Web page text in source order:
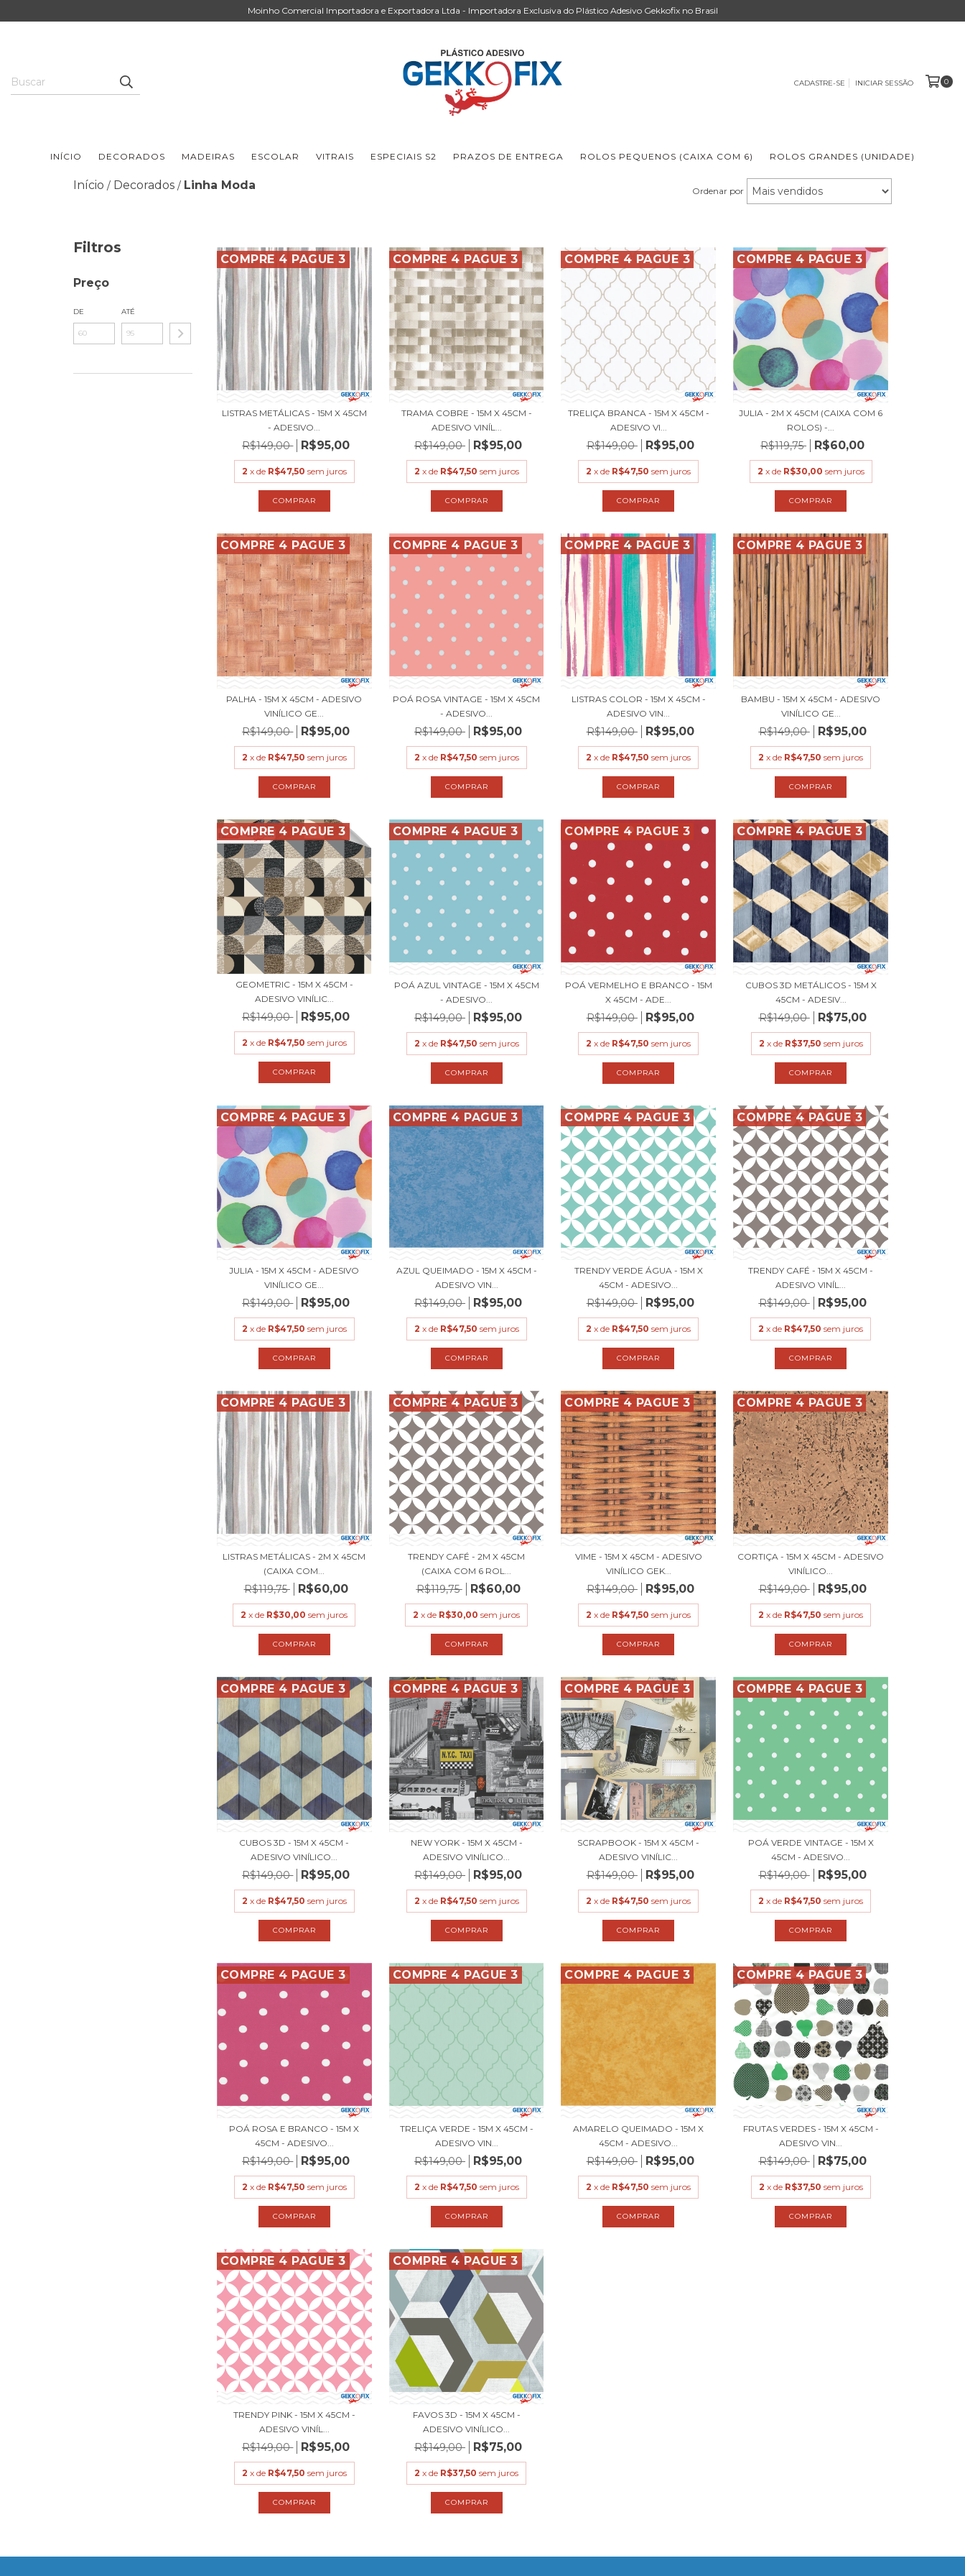
Moinho Comercial Importadora e Exportadora Ltda - Importadora Exclusiva do Plástico Adesivo Gekkofix no Brasil
CADASTRE-SE INICIAR SESSÃO 0
INÍCIO DECORADOS MADEIRAS ESCOLAR VITRAIS ESPECIAIS S2 PRAZOS DE ENTREGA ROLOS PEQUENOS (CAIXA COM 6) ROLOS GRANDES (UNIDADE)
Início / Decorados / Linha Moda Ordenar por
Filtros
Preço
DE ATÉ
COMPRE 4 PAGUE 3
LISTRAS METÁLICAS - 15M X 45CM
- ADESIVO...
R$149,00 R$95,00
2 x de R$47,50 sem juros
COMPRE 4 PAGUE 3
TRAMA COBRE - 15M X 45CM -
ADESIVO VINÍL...
R$149,00 R$95,00
2 x de R$47,50 sem juros
COMPRE 4 PAGUE 3
TRELIÇA BRANCA - 15M X 45CM -
ADESIVO VI...
R$149,00 R$95,00
2 x de R$47,50 sem juros
COMPRE 4 PAGUE 3
JULIA - 2M X 45CM (CAIXA COM 6
ROLOS) -...
R$119,75 R$60,00
2 x de R$30,00 sem juros
COMPRE 4 PAGUE 3
PALHA - 15M X 45CM - ADESIVO
VINÍLICO GE...
R$149,00 R$95,00
2 x de R$47,50 sem juros
COMPRE 4 PAGUE 3
POÁ ROSA VINTAGE - 15M X 45CM
- ADESIVO...
R$149,00 R$95,00
2 x de R$47,50 sem juros
COMPRE 4 PAGUE 3
LISTRAS COLOR - 15M X 45CM -
ADESIVO VIN...
R$149,00 R$95,00
2 x de R$47,50 sem juros
COMPRE 4 PAGUE 3
BAMBU - 15M X 45CM - ADESIVO
VINÍLICO GE...
R$149,00 R$95,00
2 x de R$47,50 sem juros
COMPRE 4 PAGUE 3
GEOMETRIC - 15M X 45CM -
ADESIVO VINÍLIC...
R$149,00 R$95,00
2 x de R$47,50 sem juros
COMPRE 4 PAGUE 3
POÁ AZUL VINTAGE - 15M X 45CM
- ADESIVO...
R$149,00 R$95,00
2 x de R$47,50 sem juros
COMPRE 4 PAGUE 3
POÁ VERMELHO E BRANCO - 15M
X 45CM - ADE...
R$149,00 R$95,00
2 x de R$47,50 sem juros
COMPRE 4 PAGUE 3
CUBOS 3D METÁLICOS - 15M X
45CM - ADESIV...
R$149,00 R$75,00
2 x de R$37,50 sem juros
COMPRE 4 PAGUE 3
JULIA - 15M X 45CM - ADESIVO
VINÍLICO GE...
R$149,00 R$95,00
2 x de R$47,50 sem juros
COMPRE 4 PAGUE 3
AZUL QUEIMADO - 15M X 45CM -
ADESIVO VIN...
R$149,00 R$95,00
2 x de R$47,50 sem juros
COMPRE 4 PAGUE 3
TRENDY VERDE ÁGUA - 15M X
45CM - ADESIVO...
R$149,00 R$95,00
2 x de R$47,50 sem juros
COMPRE 4 PAGUE 3
TRENDY CAFÉ - 15M X 45CM -
ADESIVO VINÍL...
R$149,00 R$95,00
2 x de R$47,50 sem juros
COMPRE 4 PAGUE 3
LISTRAS METÁLICAS - 2M X 45CM
(CAIXA COM...
R$119,75 R$60,00
2 x de R$30,00 sem juros
COMPRE 4 PAGUE 3
TRENDY CAFÉ - 2M X 45CM
(CAIXA COM 6 ROL...
R$119,75 R$60,00
2 x de R$30,00 sem juros
COMPRE 4 PAGUE 3
VIME - 15M X 45CM - ADESIVO
VINÍLICO GEK...
R$149,00 R$95,00
2 x de R$47,50 sem juros
COMPRE 4 PAGUE 3
CORTIÇA - 15M X 45CM - ADESIVO
VINÍLICO...
R$149,00 R$95,00
2 x de R$47,50 sem juros
COMPRE 4 PAGUE 3
CUBOS 3D - 15M X 45CM -
ADESIVO VINÍLICO...
R$149,00 R$95,00
2 x de R$47,50 sem juros
COMPRE 4 PAGUE 3
NEW YORK - 15M X 45CM -
ADESIVO VINÍLICO...
R$149,00 R$95,00
2 x de R$47,50 sem juros
COMPRE 4 PAGUE 3
SCRAPBOOK - 15M X 45CM -
ADESIVO VINÍLIC...
R$149,00 R$95,00
2 x de R$47,50 sem juros
COMPRE 4 PAGUE 3
POÁ VERDE VINTAGE - 15M X
45CM - ADESIVO...
R$149,00 R$95,00
2 x de R$47,50 sem juros
COMPRE 4 PAGUE 3
POÁ ROSA E BRANCO - 15M X
45CM - ADESIVO...
R$149,00 R$95,00
2 x de R$47,50 sem juros
COMPRE 4 PAGUE 3
TRELIÇA VERDE - 15M X 45CM -
ADESIVO VIN...
R$149,00 R$95,00
2 x de R$47,50 sem juros
COMPRE 4 PAGUE 3
AMARELO QUEIMADO - 15M X
45CM - ADESIVO...
R$149,00 R$95,00
2 x de R$47,50 sem juros
COMPRE 4 PAGUE 3
FRUTAS VERDES - 15M X 45CM -
ADESIVO VIN...
R$149,00 R$75,00
2 x de R$37,50 sem juros
COMPRE 4 PAGUE 3
TRENDY PINK - 15M X 45CM -
ADESIVO VINÍL...
R$149,00 R$95,00
2 x de R$47,50 sem juros
COMPRE 4 PAGUE 3
FAVOS 3D - 15M X 45CM -
ADESIVO VINÍLICO...
R$149,00 R$75,00
2 x de R$37,50 sem juros